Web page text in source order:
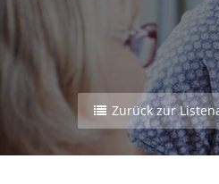
Zurück zur